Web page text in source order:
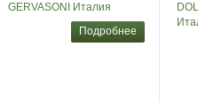
GERVASONI Италия
Подробнее